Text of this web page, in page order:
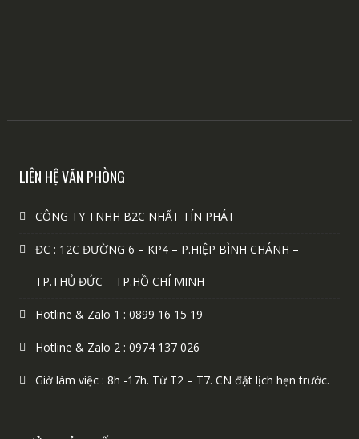
LIÊN HỆ VĂN PHÒNG
CÔNG TY TNHH B2C NHẤT TÍN PHÁT
ĐC : 12C ĐƯỜNG 6 – KP4 – P.HIỆP BÌNH CHÁNH –
TP.THỦ ĐỨC – TP.HỒ CHÍ MINH
Hotline & Zalo 1 : 0899 16 15 19
Hotline & Zalo 2 : 0974 137 026
Giờ làm việc : 8h -17h. Từ T2 – T7. CN đặt lịch hẹn trước.